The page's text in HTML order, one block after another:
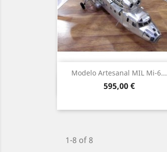
Modelo Artesanal MIL Mi-6...
Precio
595,00 €
Vista rápida
1-8 of 8